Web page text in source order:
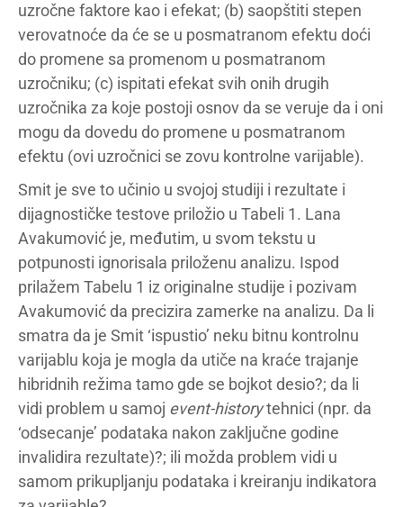
uzročne faktore kao i efekat; (b) saopštiti stepen
verovatnoće da će se u posmatranom efektu doći
do promene sa promenom u posmatranom
uzročniku; (c) ispitati efekat svih onih drugih
uzročnika za koje postoji osnov da se veruje da i oni
mogu da dovedu do promene u posmatranom
efektu (ovi uzročnici se zovu kontrolne varijable).
Smit je sve to učinio u svojoj studiji i rezultate i
dijagnostičke testove priložio u Tabeli 1. Lana
Avakumović je, međutim, u svom tekstu u
potpunosti ignorisala priloženu analizu. Ispod
prilažem Tabelu 1 iz originalne studije i pozivam
Avakumović da precizira zamerke na analizu. Da li
smatra da je Smit ‘ispustio’ neku bitnu kontrolnu
varijablu koja je mogla da utiče na kraće trajanje
hibridnih režima tamo gde se bojkot desio?; da li
vidi problem u samoj event-historytehnici (npr. da
‘odsecanje’ podataka nakon zaključne godine
invalidira rezultate)?; ili možda problem vidi u
samom prikupljanju podataka i kreiranju indikatora